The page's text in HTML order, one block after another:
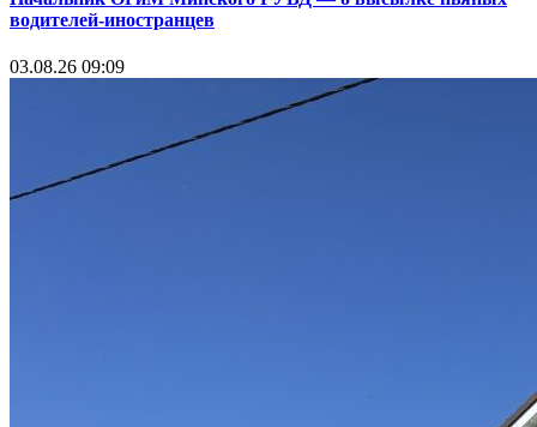
водителей-иностранцев
03.08.26 09:09